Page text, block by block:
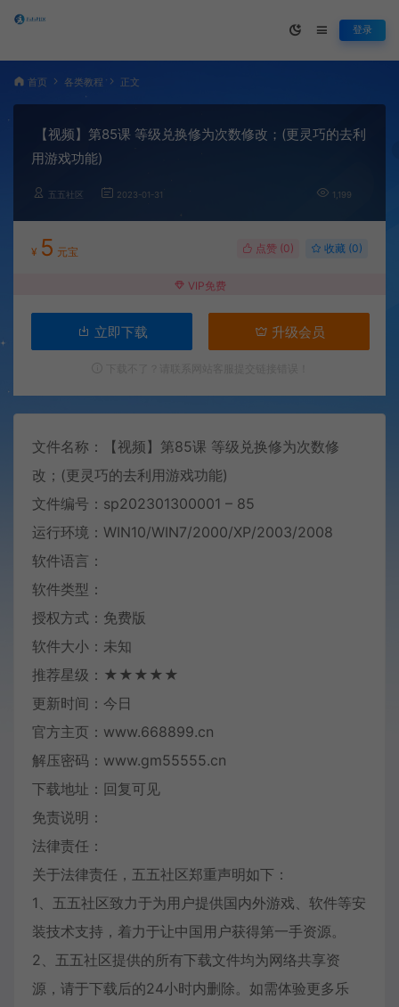
登录
首页 各类教程 正文
【视频】第85课 等级兑换修为次数修改；(更灵巧的去利
用游戏功能)
五五社区 2023-01-31 1,199
¥ 5 元宝 点赞 (0) 收藏 (0)
VIP免费
立即下载 升级会员
文件名称：【视频】第85课 等级兑换修为次数修
改；(更灵巧的去利用游戏功能)
文件编号：sp202301300001 – 85
运行环境：WIN10/WIN7/2000/XP/2003/2008
软件语言：
软件类型：
授权方式：免费版
软件大小：未知
推荐星级：★★★★★
更新时间：今日
官方主页：www.668899.cn
解压密码：www.gm55555.cn
下载地址：回复可见
免责说明：
法律责任：
关于法律责任，五五社区郑重声明如下：
1、五五社区致力于为用户提供国内外游戏、软件等安
装技术支持，着力于让中国用户获得第一手资源。
2、五五社区提供的所有下载文件均为网络共享资
源，请于下载后的24小时内删除。如需体验更多乐